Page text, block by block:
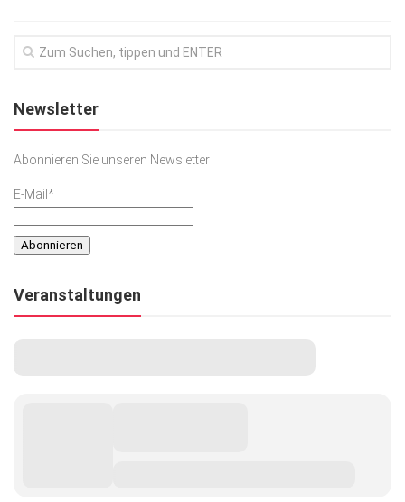
Newsletter
Abonnieren Sie unseren Newsletter
E-Mail*
Veranstaltungen